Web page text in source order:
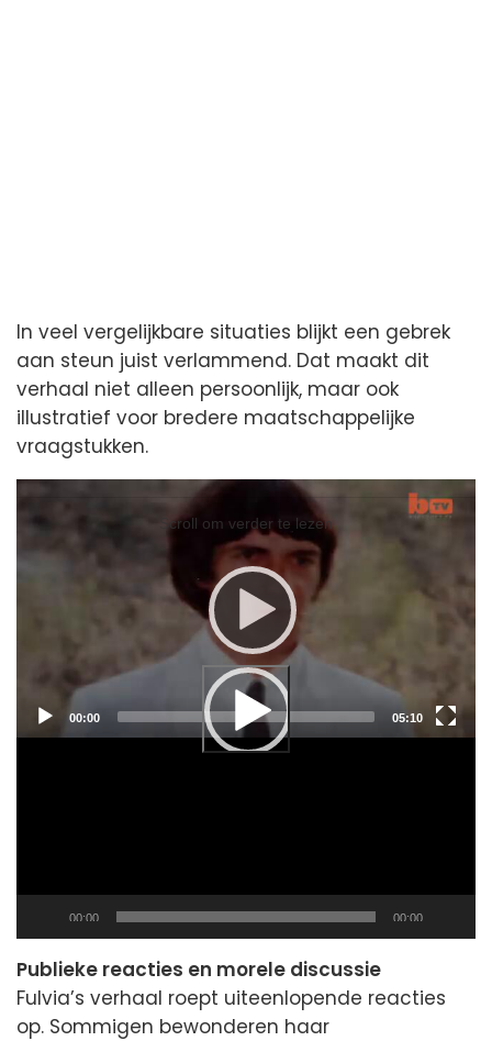
In veel vergelijkbare situaties blijkt een gebrek
aan steun juist verlammend. Dat maakt dit
verhaal niet alleen persoonlijk, maar ook
illustratief voor bredere maatschappelijke
vraagstukken.
Videospeler
Videospeler
Scroll om verder te lezen
Current
00:00
Total
duration
05:10
Current
00:00
Total
00:00
Publieke reacties en morele discussie
Fulvia’s verhaal roept uiteenlopende reacties
op. Sommigen bewonderen haar